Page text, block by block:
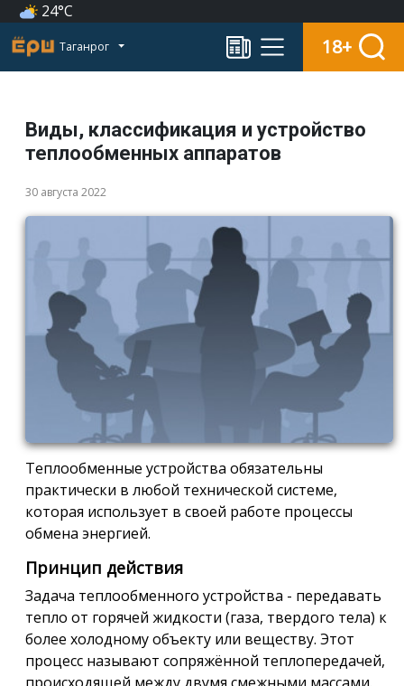
24°C
Таганрог 18+
Виды, классификация и устройство
теплообменных аппаратов
30 августа 2022
Теплообменные устройства обязательны
практически в любой технической системе,
которая использует в своей работе процессы
обмена энергией.
Принцип действия
Задача теплообменного устройства - передавать
тепло от горячей жидкости (газа, твердого тела) к
более холодному объекту или веществу. Этот
процесс называют сопряжённой теплопередачей,